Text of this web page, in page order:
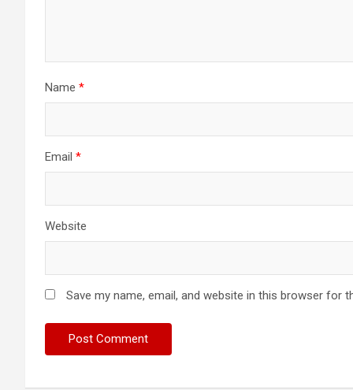
Name *
Email *
Website
Save my name, email, and website in this browser for